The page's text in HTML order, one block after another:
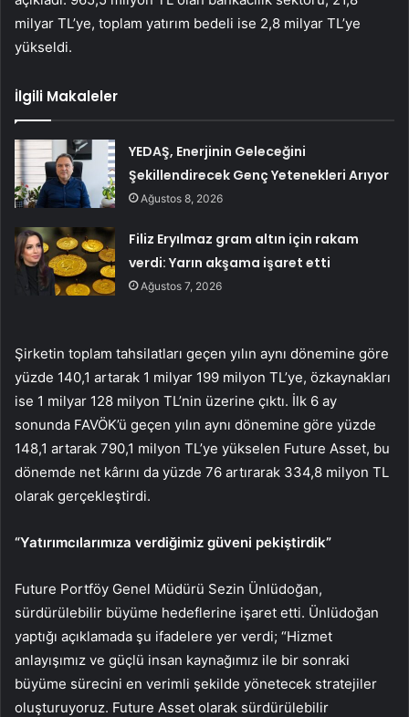
milyar TL’ye, toplam yatırım bedeli ise 2,8 milyar TL’ye
yükseldi.
İlgili Makaleler
YEDAŞ, Enerjinin Geleceğini
Şekillendirecek Genç Yetenekleri Arıyor
Ağustos 8, 2026
Filiz Eryılmaz gram altın için rakam
verdi: Yarın akşama işaret etti
Ağustos 7, 2026
Şirketin toplam tahsilatları geçen yılın aynı dönemine göre
yüzde 140,1 artarak 1 milyar 199 milyon TL’ye, özkaynakları
ise 1 milyar 128 milyon TL’nin üzerine çıktı. İlk 6 ay
sonunda FAVÖK’ü geçen yılın aynı dönemine göre yüzde
148,1 artarak 790,1 milyon TL’ye yükselen Future Asset, bu
dönemde net kârını da yüzde 76 artırarak 334,8 milyon TL
olarak gerçekleştirdi.
“Yatırımcılarımıza verdiğimiz güveni pekiştirdik”
Future Portföy Genel Müdürü Sezin Ünlüdoğan,
sürdürülebilir büyüme hedeflerine işaret etti. Ünlüdoğan
yaptığı açıklamada şu ifadelere yer verdi; “Hizmet
anlayışımız ve güçlü insan kaynağımız ile bir sonraki
büyüme sürecini en verimli şekilde yönetecek stratejiler
oluşturuyoruz. Future Asset olarak sürdürülebilir